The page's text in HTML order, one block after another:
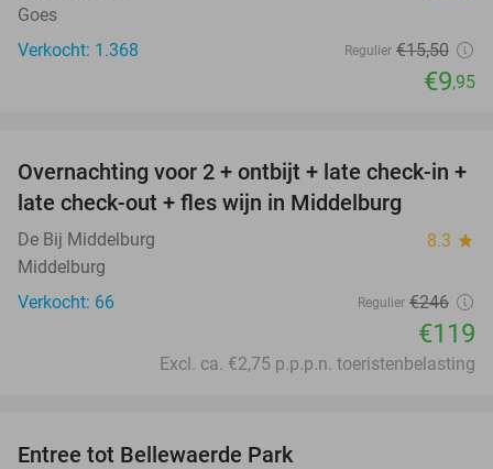
Goes
Verkocht: 1.368
Regulier €15,50
€9,95
52%
Overnachting voor 2 + ontbijt + late check-in +
late check-out + fles wijn in Middelburg
De Bij Middelburg 8.3 star
Middelburg
Verkocht: 66
Regulier €246
€119
Excl. ca. €2,75 p.p.p.n. toeristenbelasting
Entree tot Bellewaerde Park